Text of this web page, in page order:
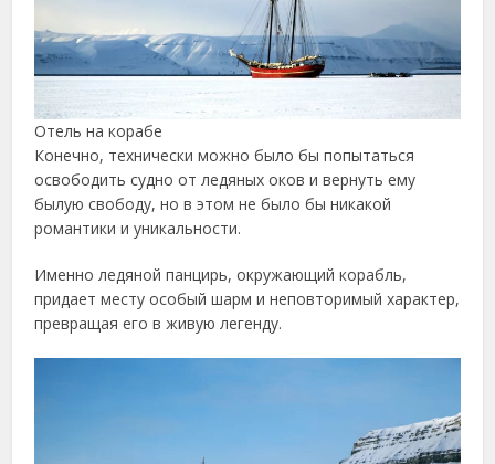
Отель на корабе
Конечно, технически можно было бы попытаться
освободить судно от ледяных оков и вернуть ему
былую свободу, но в этом не было бы никакой
романтики и уникальности.
Именно ледяной панцирь, окружающий корабль,
придает месту особый шарм и неповторимый характер,
превращая его в живую легенду.